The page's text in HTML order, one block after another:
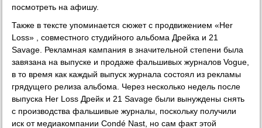
посмотреть на афишу.
Также в тексте упоминается сюжет с продвижением «Her
Loss» , совместного студийного альбома Дрейка и 21
Savage. Рекламная кампания в значительной степени была
завязана на выпуске и продаже фальшивых журналов Vogue,
в то время как каждый выпуск журнала состоял из рекламы
грядущего релиза альбома. Через несколько недель после
выпуска Her Loss Дрейк и 21 Savage были вынуждены снять
с производства фальшивые журналы, поскольку получили
иск от медиакомпании Condé Nast, но сам факт этой